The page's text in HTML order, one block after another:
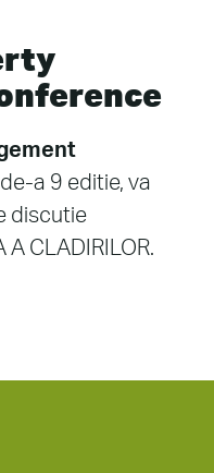
a 9 editie, va
discutie
A CLADIRILOR.